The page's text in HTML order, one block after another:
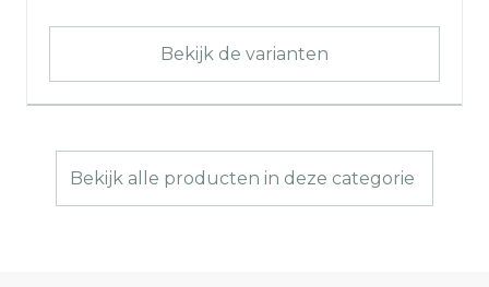
Bekijk de varianten
Bekijk alle producten in deze categorie